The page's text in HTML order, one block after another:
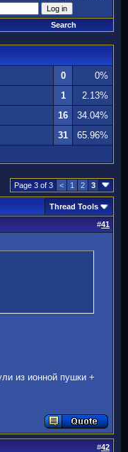
Search
0
0%
1
2.13%
16
34.04%
31 65.96%
Page 3 of 3 < 1 2 3
Thread Tools
#41
из ионной пушки +
#42